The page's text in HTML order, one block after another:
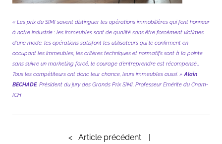
« Les prix du SIMI savent distinguer les opérations immobilières qui font honneur
à notre industrie : les immeubles sont de qualité sans être forcément victimes
d’une mode, les opérations satisfont les utilisateurs qui le confirment en
occupant les immeubles, les critères techniques et normatifs sont à la pointe
sans suivre un marketing forcé, le courage d’entreprendre est récompensé…
Tous les compétiteurs ont donc leur chance, leurs immeubles aussi. » Alain
BECHADE, Président du jury des Grands Prix SIMI, Professeur Emérite du Cnam-
ICH
<
Article précédent